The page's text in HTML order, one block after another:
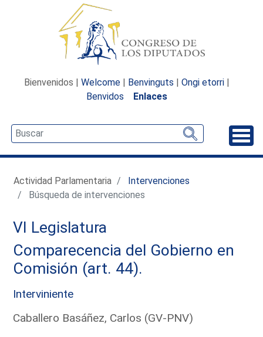
Bienvenidos | Welcome | Benvinguts | Ongi etorri |
Benvidos
Enlaces
Actividad Parlamentaria
Intervenciones
Búsqueda de intervenciones
VI Legislatura
Comparecencia del Gobierno en
Comisión (art. 44).
Interviniente
Caballero Basáñez, Carlos (GV-PNV)